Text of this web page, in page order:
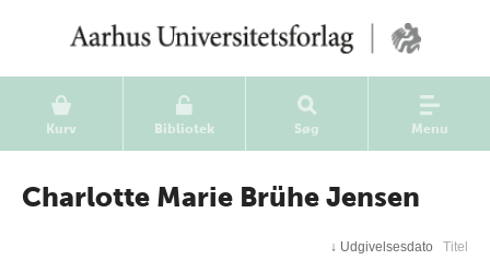
Kurv Bibliotek Søg Menu
Charlotte Marie Brühe Jensen
↓ Udgivelsesdato Titel